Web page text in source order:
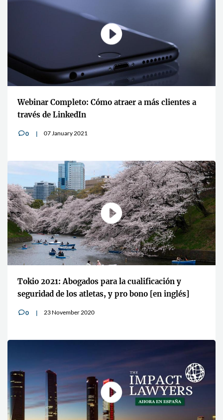
Webinar Completo: Cómo atraer a más clientes a
través de LinkedIn
v0 07 January 2021
Tokio 2021: Abogados para la cualificación y
seguridad de los atletas, y pro bono [en inglés]
v0 23 November 2020